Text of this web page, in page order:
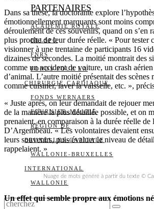
PARTENAIRES
ACADÉMIE ROYALE
BELSPO
FNRS
FONDS POUR LA
CHIRURGIE CARDIAQUE
FONDS WERNAERS
FOURNIER-MAJOIE
RÉGION DE
BRUXELLES-CAPITALE
WALLONIE-BRUXELLES
INTERNATIONAL
WALLONIE
Dans sa thèse, la doctorante explore
émotionnellement marquants sont moins
déroulement de ces souvenirs, quand on s’en
plus proche de leur durée réelle. « Pour tester
visionner à une trentaine de participants 16
dizaines de secondes. La moitié montrait des
comme un accident de voiture, un crash
d’animal. L’autre moitié présentait des scènes
comme cuisiner, laver la vaisselle, etc. »,
« Juste après, on leur demandait de rejouer
de la manière la plus détaillée possible, et on
prenaient, en comparaison à la durée réelle
D’Argembeau. « Les volontaires devaient
leurs souvenirs, puis évaluer le niveau de
rappelaient. »
Nuage de mots généré à partir du texte ©
Un effet qui semble propre aux émotions